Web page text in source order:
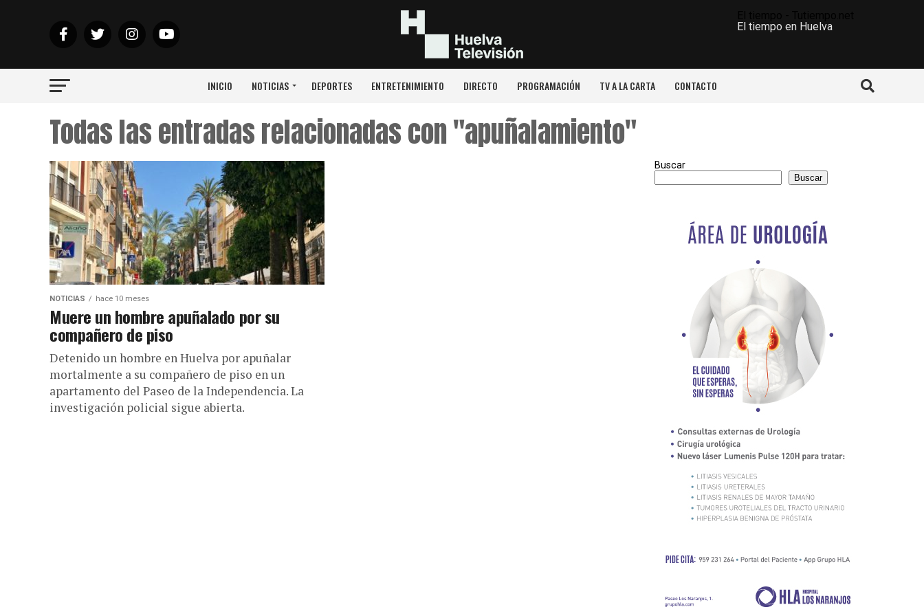
El tiempo en Huelva
INICIO NOTICIAS DEPORTES ENTRETENIMIENTO DIRECTO PROGRAMACIÓN TV A LA CARTA CONTACTO
Todas las entradas relacionadas con "apuñalamiento"
NOTICIAS hace 10 meses
Muere un hombre apuñalado por su
compañero de piso
Detenido un hombre en Huelva por apuñalar
mortalmente a su compañero de piso en un
apartamento del Paseo de la Independencia. La
investigación policial sigue abierta.
Buscar
Buscar